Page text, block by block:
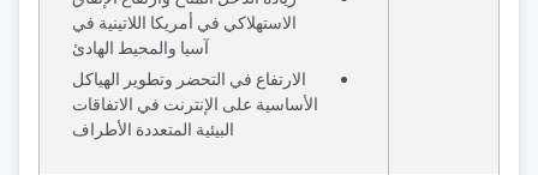
الاستهلاكي في أمريكا اللاتينية في
آسيا والمحيط الهادئ
الارتفاع في التحضر وتطوير الهياكل
الأساسية على الإنترنت في الاتفاقات
البيئية المتعددة الأطراف